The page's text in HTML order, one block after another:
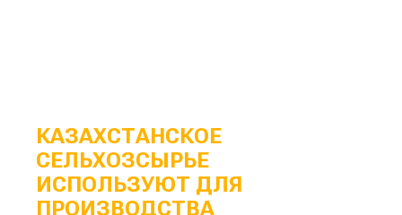
КАЗАХСТАНСКОЕ
СЕЛЬХОЗСЫРЬЕ
ИСПОЛЬЗУЮТ ДЛЯ
ПРОИЗВОДСТВА